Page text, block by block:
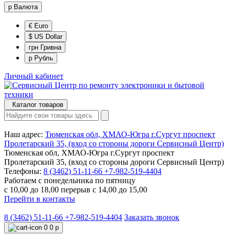
р Валюта
€ Euro
$ US Dollar
грн Гривна
р Рубль
Личный кабинет
Каталог товаров
Наш адрес: Тюменская обл, ХМАО-Югра г.Сургут проспект
Пролетарский 35, (вход со стороны дороги Сервисный Центр)
Тюменская обл, ХМАО-Югра г.Сургут проспект
Пролетарский 35, (вход со стороны дороги Сервисный Центр)
Телефоны: 8 (3462) 51-11-66 +7-982-519-4404
Работаем с понедельника по пятницу
с 10,00 до 18,00 перерыв с 14,00 до 15,00
Перейти в контакты
8 (3462) 51-11-66 +7-982-519-4404 Заказать звонок
0 0 р